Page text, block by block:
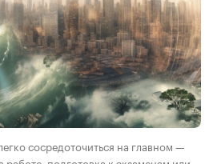
сосредоточиться на главном —